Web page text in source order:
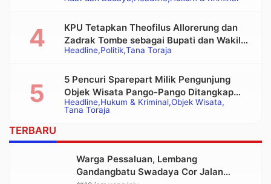
Headline Politik Tana Toraja
KPU Tetapkan Theofilus Allorerung dan
Zadrak Tombe sebagai Bupati dan Wakil
Bupati Tana Toraja Terpilih
Headline Hukum & Kriminal Objek Wisata
Tana Toraja
5 Pencuri Sparepart Milik Pengunjung
Objek Wisata Pango-Pango Ditangkap
Polisi
TERBARU
Warga Pessaluan, Lembang
Gandangbatu Swadaya Cor Jalan